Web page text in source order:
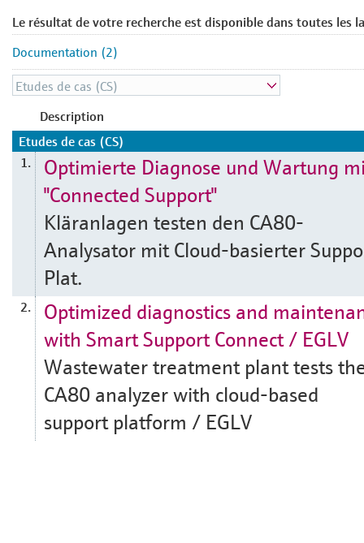
Le résultat de votre recherche est disponible dans toutes les
Documentation (2)
Description
Etudes de cas (CS)
1.
Optimierte Diagnose und Wartung
"Connected Support"
Kläranlagen testen den CA80-
Analysator mit Cloud-basierter
Plat.
2.
Optimized diagnostics and
with Smart Support Connect / EGLV
Wastewater treatment plant tests
CA80 analyzer with cloud-based
support platform / EGLV